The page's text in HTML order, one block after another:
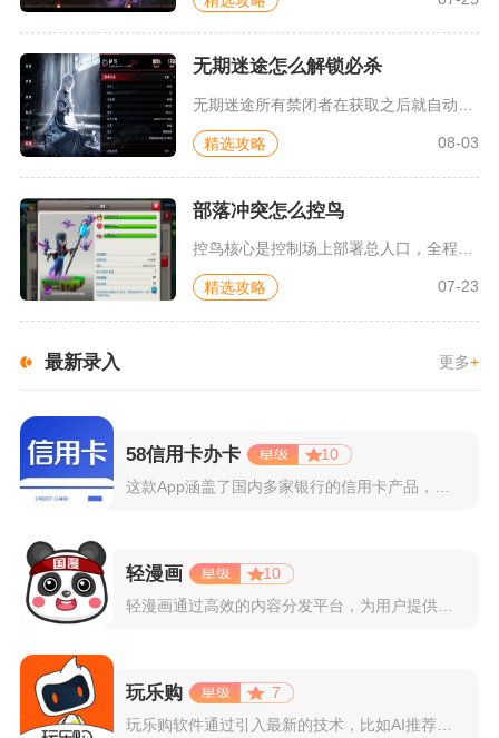
无期迷途怎么解锁必杀
精选攻略 08-03
部落冲突怎么控鸟
精选攻略 07-23
最新录入 更多+
58信用卡办卡
10
这款App涵盖了国内多家银行的信用卡产品，支持用户根据自己的...
轻漫画
10
玩乐购
7